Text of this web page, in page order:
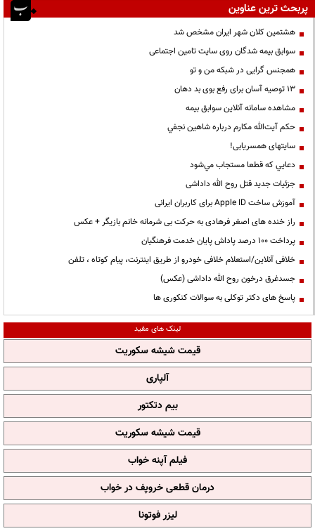
پربحث ترین عناوین
هشتمین کلان شهر ایران مشخص شد
سوابق بیمه شدگان روی سایت تامین اجتماعی
همجنس گرایی در شبکه من و تو
13 توصیه آسان برای رفع بوی بد دهان
مشاهده سامانه آنلاين سوابق بیمه
حكم آيت‌الله مكارم درباره شاهين نجفي
سایتهای همسریابی!
دعايي كه قطعا مستجاب مي‌شود
جزئیات جدید قتل روح الله داداشی
آموزش ساخت Apple ID برای کاربران ایرانی
راز خنده های اصغر فرهادی به حرکت بی شرمانه خانم بازیگر + عکس
پرداخت ۱۰۰ درصد پاداش پایان خدمت فرهنگیان
خلافی آنلاین/استعلام خلافی خودرو از طریق اینترنت، پیام کوتاه ، تلفن
جسدغرق درخون روح الله داداشی (عکس)
پاسخ های دکتر توکلی به سوالات کنکوری ها
لینک های مفید
قیمت شیشه سکوریت
آلپاری
بیم دتکتور
قیمت شیشه سکوریت
فیلم آپنه خواب
درمان قطعی خروپف در خواب
لیزر فوتونا